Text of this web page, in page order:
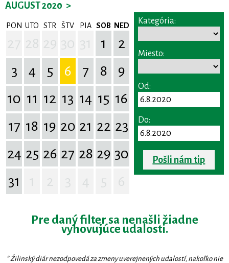
AUGUST 2020 >
PON UTO STR ŠTV PIA SOB NED
1
2
3
4 5 6 7 8
9
10 11 12 13 14 15 16
17 18 19 20 21 22 23
24 25 26 27 28 29 30
31
Kategória:
Miesto:
Od:
Do:
Pošli nám tip
Pre daný filter sa nenašli žiadne
vyhovujúce udalosti.
* Žilinský diár nezodpovedá za zmeny uverejnených udalostí, nakoľko nie